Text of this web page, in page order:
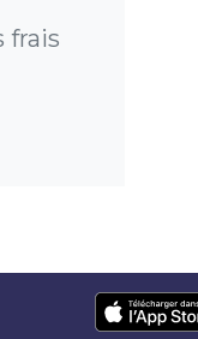
frais